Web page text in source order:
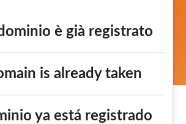
è già registrato
is already taken
ya está registrado